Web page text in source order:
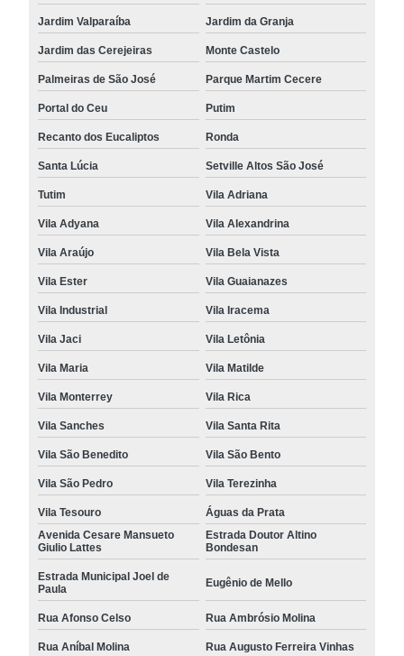
Jardim Valparaíba Jardim da Granja
Jardim das Cerejeiras Monte Castelo
Palmeiras de São José Parque Martim Cecere
Portal do Ceu Putim
Recanto dos Eucaliptos Ronda
Santa Lúcia Setville Altos São José
Tutim Vila Adriana
Vila Adyana Vila Alexandrina
Vila Araújo Vila Bela Vista
Vila Ester Vila Guaianazes
Vila Industrial Vila Iracema
Vila Jaci Vila Letônia
Vila Maria Vila Matilde
Vila Monterrey Vila Rica
Vila Sanches Vila Santa Rita
Vila São Benedito Vila São Bento
Vila São Pedro Vila Terezinha
Vila Tesouro
Águas da Prata
Avenida Cesare Mansueto
Giulio Lattes
Estrada Doutor Altino
Bondesan
Estrada Municipal Joel de
Paula
Eugênio de Mello
Rua Afonso Celso Rua Ambrósio Molina
Rua Aníbal Molina Rua Augusto Ferreira Vinhas